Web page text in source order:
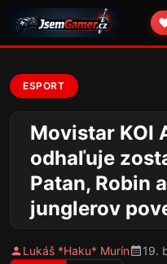
ESPORT
Movistar KOI
odhaľuje
Patan, Robin
junglerov
Lukáš *Haku* Murín 19.